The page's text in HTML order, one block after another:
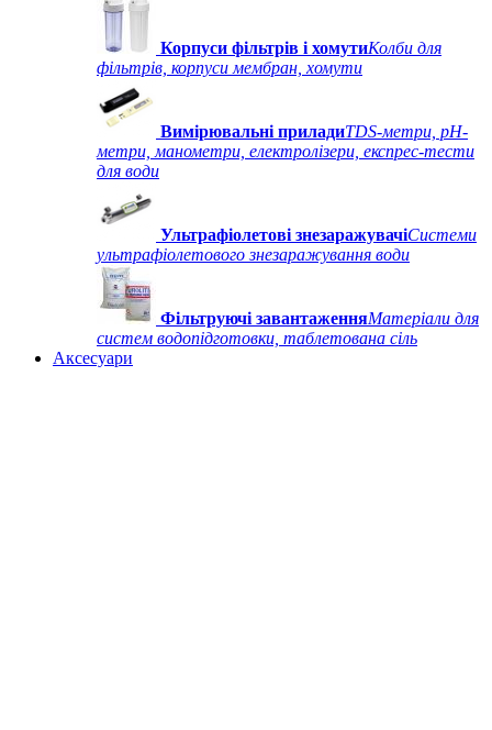
Корпуси фільтрів і хомутиКолби для
фільтрів, корпуси мембран, хомути
Вимірювальні приладиTDS-метри, рН-
метри, манометри, електролізери, експрес-тести
для води
Ультрафіолетові знезаражувачіСистеми
ультрафіолетового знезаражування води
Фільтруючі завантаженняМатеріали для
систем водопідготовки, таблетована сіль
Аксесуари